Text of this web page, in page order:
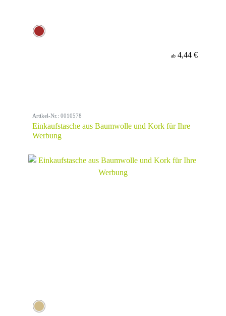
ab 4,44 €
Artikel-Nr.: 0010578
Einkaufstasche aus Baumwolle und Kork für Ihre
Werbung